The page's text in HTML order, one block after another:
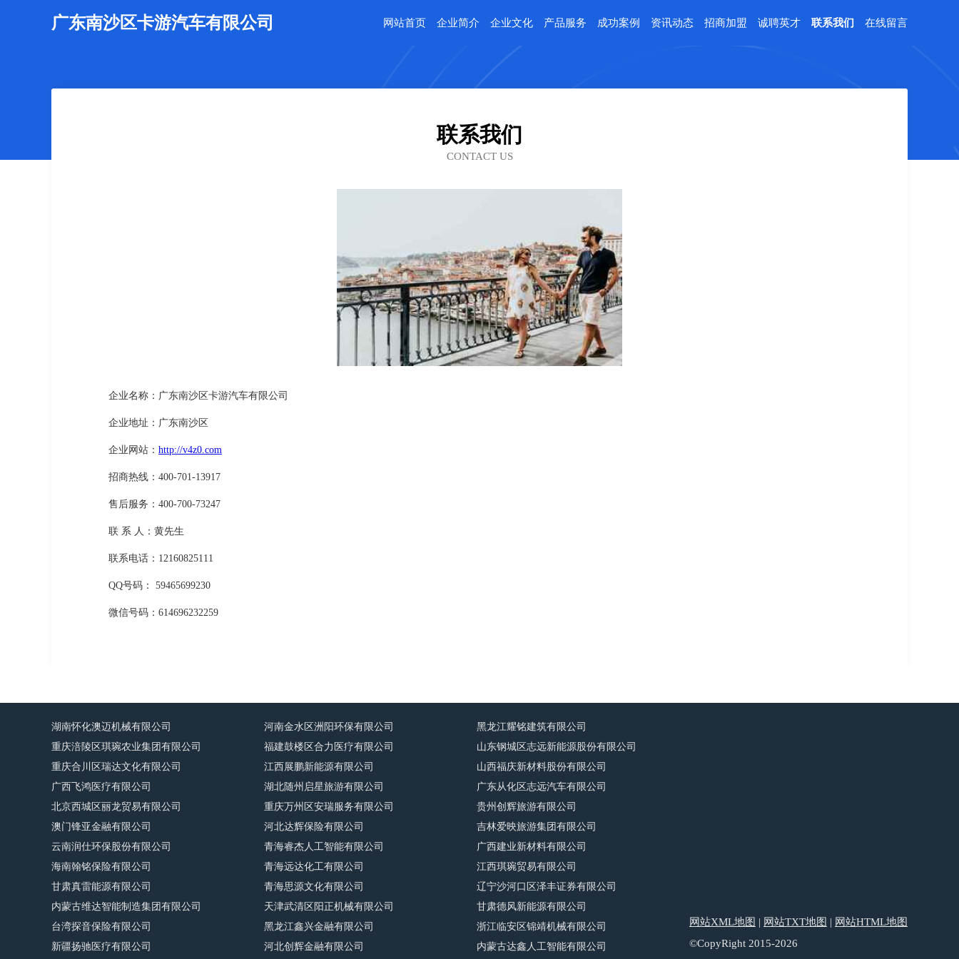
广东南沙区卡游汽车有限公司 网站首页 企业简介 企业文化 产品服务 成功案例 资讯动态 招商加盟 诚聘英才 联系我们 在线留言
联系我们
CONTACT US
企业名称：广东南沙区卡游汽车有限公司
企业地址：广东南沙区
企业网站： http://v4z0.com
招商热线：400-701-13917
售后服务：400-700-73247
联 系 人：黄先生
联系电话：12160825111
QQ号码： 59465699230
微信号码：614696232259
湖南怀化澳迈机械有限公司 河南金水区洲阳环保有限公司
黑龙江耀铭建筑有限公司
重庆涪陵区琪琬农业集团有限公司
福建鼓楼区合力医疗有限公司
山东钢城区志远新能源股份有限公司
重庆合川区瑞达文化有限公司
江西展鹏新能源有限公司
山西福庆新材料股份有限公司
广西飞鸿医疗有限公司
湖北随州启星旅游有限公司
广东从化区志远汽车有限公司
北京西城区丽龙贸易有限公司
重庆万州区安瑞服务有限公司
贵州创辉旅游有限公司
澳门锋亚金融有限公司
河北达辉保险有限公司
吉林爱映旅游集团有限公司
云南润仕环保股份有限公司
青海睿杰人工智能有限公司
广西建业新材料有限公司
海南翰铭保险有限公司
青海远达化工有限公司
江西琪琬贸易有限公司
甘肃真雷能源有限公司
青海思源文化有限公司
辽宁沙河口区泽丰证券有限公司
内蒙古维达智能制造集团有限公司
天津武清区阳正机械有限公司
甘肃德风新能源有限公司
台湾探音保险有限公司
黑龙江鑫兴金融有限公司
浙江临安区锦靖机械有限公司
新疆扬驰医疗有限公司
河北创辉金融有限公司 内蒙古达鑫人工智能有限公司
网站XML地图 | 网站TXT地图 | 网站HTML地图
©CopyRight 2015-2026